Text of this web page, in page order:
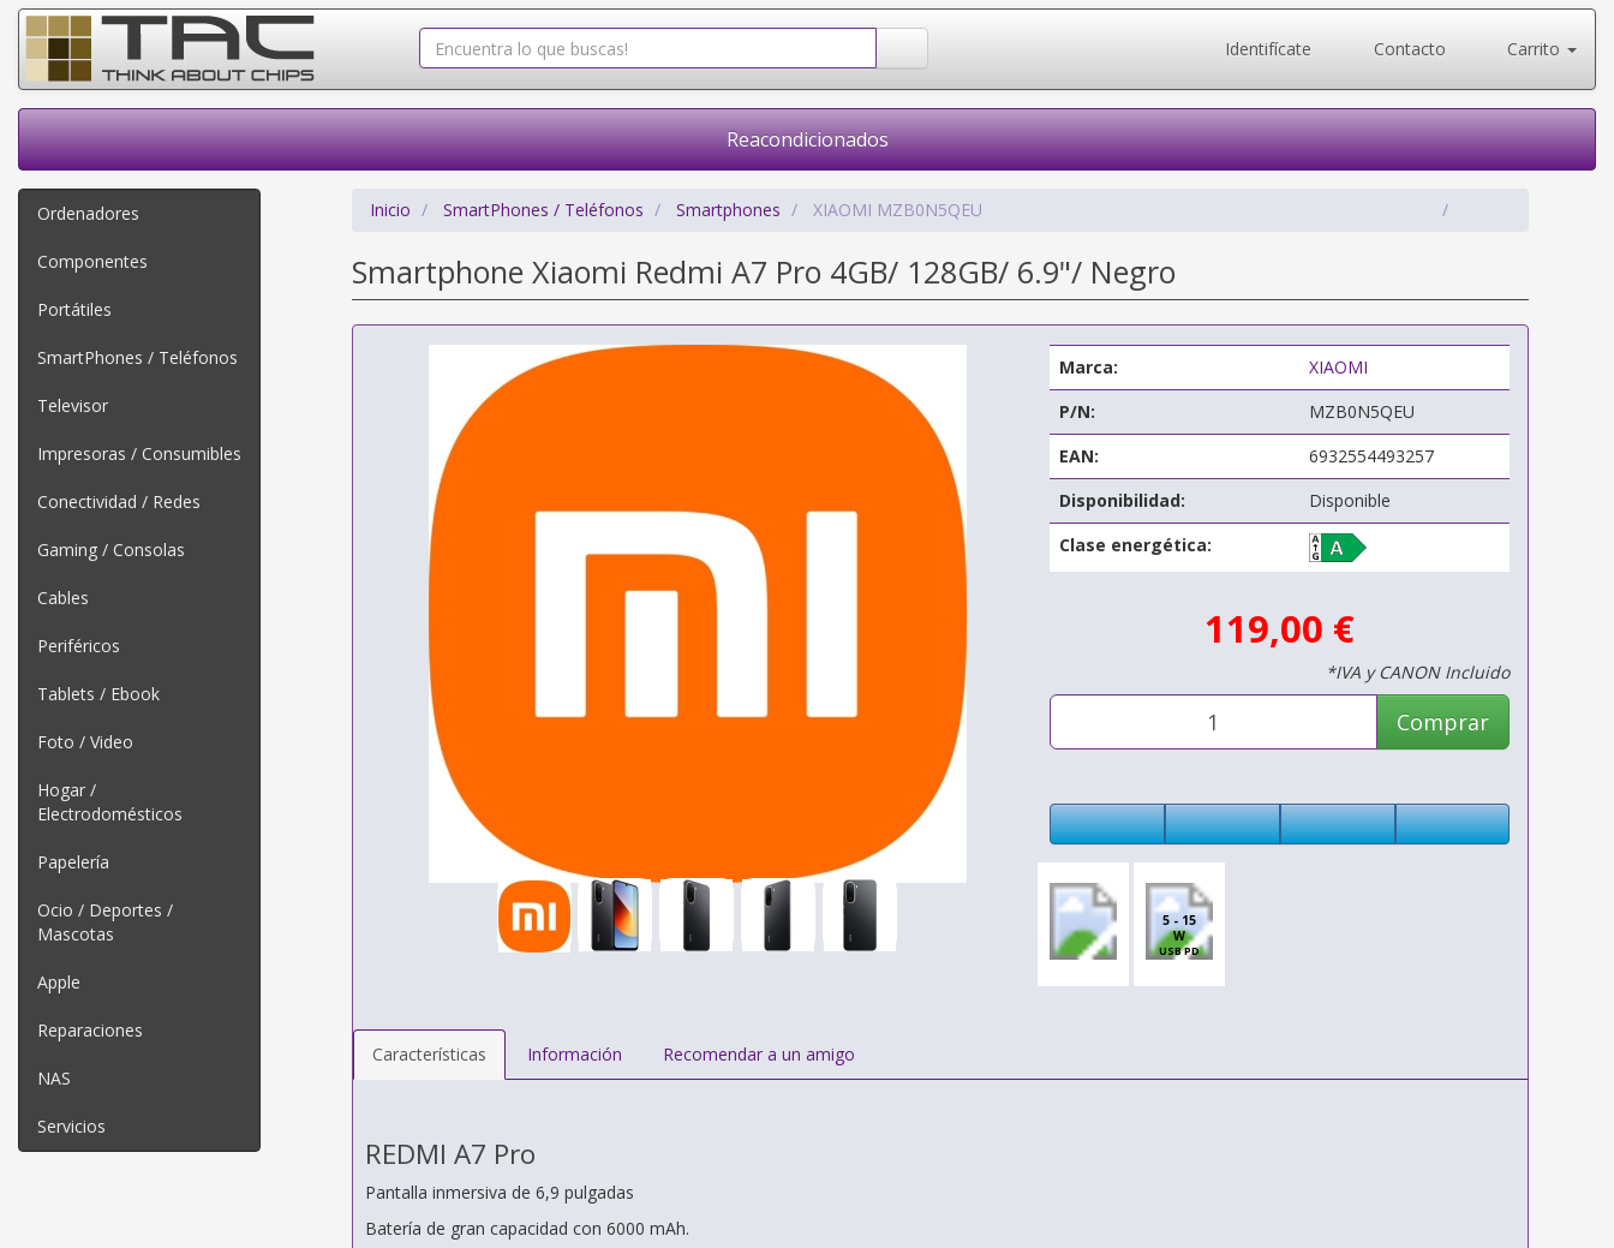
Identifícate Contacto Carrito
Reacondicionados
Ordenadores
Componentes
Portátiles
SmartPhones / Teléfonos
Televisor
Impresoras / Consumibles
Conectividad / Redes
Gaming / Consolas
Cables
Periféricos
Tablets / Ebook
Foto / Video
Hogar /
Electrodomésticos
Papelería
Ocio / Deportes /
Mascotas
Apple
Reparaciones
NAS
Servicios
Inicio SmartPhones / Teléfonos Smartphones XIAOMI MZB0N5QEU
Smartphone Xiaomi Redmi A7 Pro 4GB/ 128GB/ 6.9"/ Negro
Marca:
XIAOMI
P/N:
MZB0N5QEU
EAN:
6932554493257
Disponibilidad:
Disponible
Clase energética:
119,00 €
*IVA y CANON Incluido
Comprar
5 - 15
W
USB PD
Características Información Recomendar a un amigo
REDMI A7 Pro
Pantalla inmersiva de 6,9 ​​pulgadas
Batería de gran capacidad con 6000 mAh.